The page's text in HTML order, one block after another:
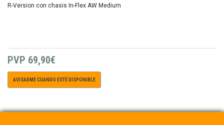
R-Version con chasis In-Flex AW Medium
PVP 69,90€
AVISADME CUANDO ESTÉ DISPONIBLE